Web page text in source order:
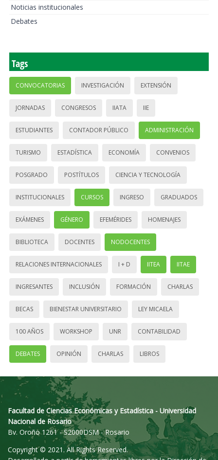
Noticias institucionales
Debates
Tags
CONVOCATORIAS INVESTIGACIÓN EXTENSIÓN
JORNADAS CONGRESOS IIATA IIE
ESTUDIANTES CONTADOR PÚBLICO ADMINISTRACIÓN
TURISMO ESTADÍSTICA ECONOMÍA CONVENIOS
POSGRADO POSTÍTULOS CIENCIA Y TECNOLOGÍA
INSTITUCIONALES CURSOS INGRESO GRADUADOS
EXÁMENES GÉNERO EFEMÉRIDES HOMENAJES
BIBLIOTECA DOCENTES NODOCENTES
RELACIONES INTERNACIONALES I + D IITEA IITAE
INGRESANTES INCLUSIÓN FORMACIÓN CHARLAS
BECAS BIENESTAR UNIVERSITARIO LEY MICAELA
100 AÑOS WORKSHOP UNR CONTABILIDAD
DEBATES OPINIÓN CHARLAS LIBROS
Facultad de Ciencias Económicas y Estadística - Universidad
Nacional de Rosario
Bv. Oroño 1261 - S2000DSM - Rosario
Copyright © 2021. All Rights Reserved.